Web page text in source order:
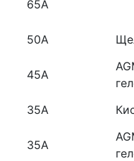
65А
50А
45А
35А
35А